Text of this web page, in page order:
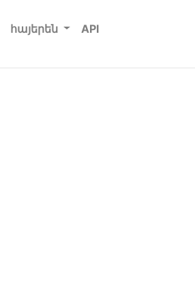
հայերեն API